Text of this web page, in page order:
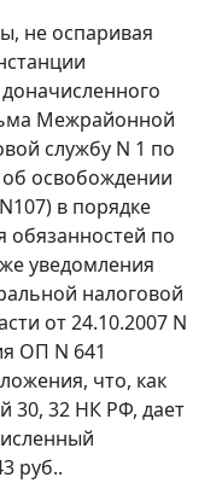
не оспаривая
Межрайонной
службу N 1 по
об освобождении
в порядке
обязанностей по
уведомления
налоговой
от 24.10.2007 N
ОП N 641
что, как
30, 32 НК РФ, дает
руб..